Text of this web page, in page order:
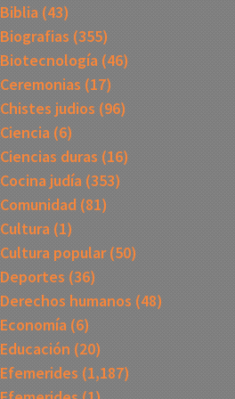
Biblia (43)
Biografias (355)
Biotecnología (46)
Ceremonias (17)
Chistes judios (96)
Ciencia (6)
Ciencias duras (16)
Cocina judía (353)
Comunidad (81)
Cultura (1)
Cultura popular(50)
Deportes (36)
Derechos humanos (48)
Economía (6)
Educación (20)
Efemerides (1,187)